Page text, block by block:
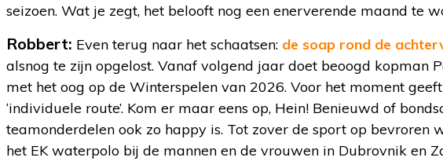
seizoen. Wat je zegt, het belooft nog een enerverende maand te
Robbert: Even terug naar het schaatsen: de soap rond de
alsnog te zijn opgelost. Vanaf volgend jaar doet beoogd kopman
met het oog op de Winterspelen van 2026. Voor het moment
‘individuele route’. Kom er maar eens op, Hein! Benieuwd of
teamonderdelen ook zo happy is. Tot zover de sport op bevroren
het EK waterpolo bij de mannen en de vrouwen in Dubrovnik en